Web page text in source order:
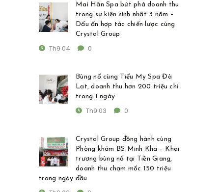
Mai Hân Spa bứt phá doanh thu
trong sự kiện sinh nhật 3 năm –
Dấu ấn hợp tác chiến lược cùng
Crystal Group
Th9 04 0
Bùng nổ cùng Tiểu My Spa Đà
Lạt, doanh thu hơn 200 triệu chỉ
trong 1 ngày
Th9 03 0
Crystal Group đồng hành cùng
Phòng khám BS Minh Kha – Khai
trương bùng nổ tại Tiền Giang,
doanh thu chạm mốc 150 triệu
trong ngày đầu